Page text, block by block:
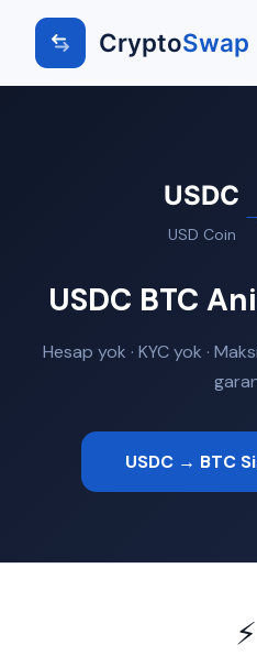
CryptoSwap
USDC
USD Coin
USDC BTC
Hesap yok · KYC yok ·
USDC → BTC
⚡